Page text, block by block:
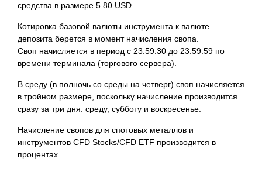
средства в размере 5.80 USD.
Котировка базовой валюты инструмента к валюте
депозита берется в момент начисления свопа.
Своп начисляется в период с 23:59:30 до 23:59:59 по
времени терминала (торгового сервера).
В среду (в полночь со среды на четверг) своп начисляется
в тройном размере, поскольку начисление производится
сразу за три дня: среду, субботу и воскресенье.
Начисление свопов для спотовых металлов и
инструментов CFD Stocks/CFD ETF производится в
процентах.